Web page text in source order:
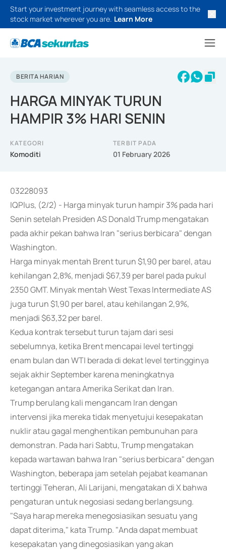
Start your investment journey with seamless access to the
stock market wherever you are. Learn More
BERITA HARIAN
HARGA MINYAK TURUN
HAMPIR 3% HARI SENIN
KATEGORI
Komoditi
TERBIT PADA
01 February 2026
03228093
IQPlus, (2/2) - Harga minyak turun hampir 3% pada hari
Senin setelah Presiden AS Donald Trump mengatakan
pada akhir pekan bahwa Iran "serius berbicara" dengan
Washington.
Harga minyak mentah Brent turun $1,90 per barel, atau
kehilangan 2,8%, menjadi $67,39 per barel pada pukul
2350 GMT. Minyak mentah West Texas Intermediate AS
juga turun $1,90 per barel, atau kehilangan 2,9%,
menjadi $63,32 per barel.
Kedua kontrak tersebut turun tajam dari sesi
sebelumnya, ketika Brent mencapai level tertinggi
enam bulan dan WTI berada di dekat level tertingginya
sejak akhir September karena meningkatnya
ketegangan antara Amerika Serikat dan Iran.
Trump berulang kali mengancam Iran dengan
intervensi jika mereka tidak menyetujui kesepakatan
nuklir atau gagal menghentikan pembunuhan para
demonstran. Pada hari Sabtu, Trump mengatakan
kepada wartawan bahwa Iran "serius berbicara" dengan
Washington, beberapa jam setelah pejabat keamanan
tertinggi Teheran, Ali Larijani, mengatakan di X bahwa
pengaturan untuk negosiasi sedang berlangsung.
"Saya harap mereka menegosiasikan sesuatu yang
dapat diterima," kata Trump. "Anda dapat membuat
kesepakatan yang dinegosiasikan yang akan